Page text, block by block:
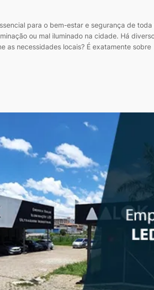
para o bem-estar e segurança de
ou mal iluminado na cidade. Há
as necessidades locais? É exatamente sobre